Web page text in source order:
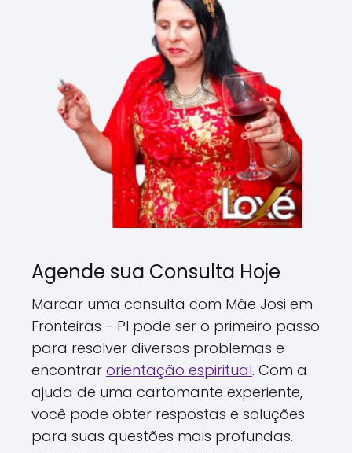
Agende sua Consulta Hoje
Marcar uma consulta com Mãe Josi em
Fronteiras - PI pode ser o primeiro passo
para resolver diversos problemas e
encontrar orientação espiritual. Com a
ajuda de uma cartomante experiente,
você pode obter respostas e soluções
para suas questões mais profundas.